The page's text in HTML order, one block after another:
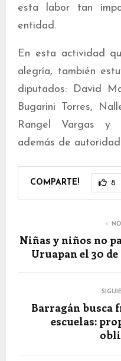
esta labor tan
entidad.
En esta actividad
alegría, también
diputados: David
Bugarini Torres,
Rangel Vargas y
además de
COMPARTE! 8
Niñas y niños no
Uruapan el 30
Barragán busca
escuelas: